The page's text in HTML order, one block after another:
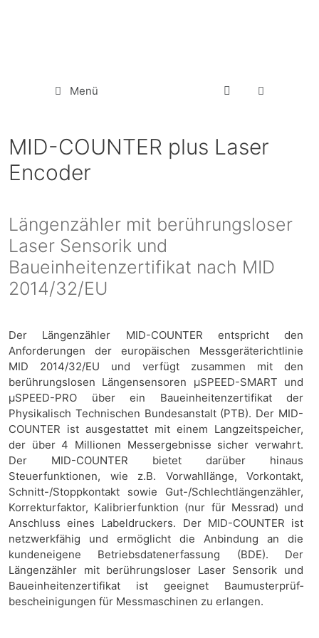
Menü
MID-COUNTER plus Laser
Encoder
Längenzähler mit berührungsloser
Laser Sensorik und
Baueinheitenzertifikat nach MID
2014/32/EU
Der Längenzähler MID-COUNTER entspricht den
Anforderungen der europäischen Messgeräterichtlinie
MID 2014/32/EU und verfügt zusammen mit den
berührungslosen Längensensoren µSPEED-SMART und
µSPEED-PRO über ein Baueinheitenzertifikat der
Physikalisch Technischen Bundesanstalt (PTB). Der MID-
COUNTER ist ausgestattet mit einem Langzeitspeicher,
der über 4 Millionen Messergebnisse sicher ver­wahrt.
Der MID-COUNTER bietet darüber hinaus
Steuerfunktionen, wie z.B. Vorwahllänge, Vorkontakt,
Schnitt-/Stoppkontakt sowie Gut-/Schlechtlängenzähler,
Korrekturfaktor, Kalibrier­funktion (nur für Messrad) und
Anschluss eines Labeldruckers. Der MID-COUNTER ist
netzwerkfähig und ermöglicht die Anbindung an die
kunden­eigene Betriebsdatenerfassung (BDE). Der
Längenzähler mit berührungsloser Laser Sensorik und
Baueinheitenzertifikat ist geeignet Baumusterprüf­
bescheinigungen für Mess­maschinen zu erlangen.